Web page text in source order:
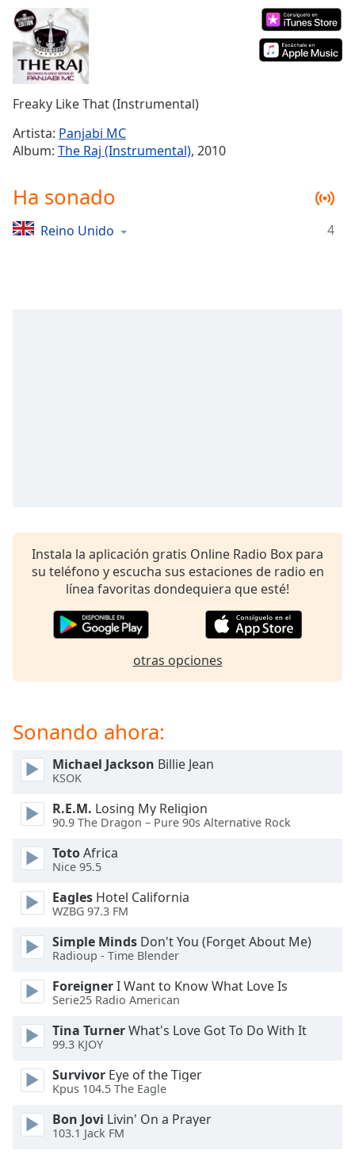
Duration-:-
Loaded:
0.00%
Stream
TypeLIVE
Seek to
live,
behind
liveLIVE
Remaining
1x
subtitles
settings
dialog
subtitles
selected
Fullscreen
modal
window.
Beginning
dialog
window.
cancel
and
close
window.
Text
Color
Opacity
Freaky Like That (Instrumental)
Artista: Panjabi MC
Album: The Raj (Instrumental), 2010
Ha sonado
Reino Unido 4
Instala la aplicación gratis Online Radio Box para
su teléfono y escucha sus estaciones de radio en
línea favoritas dondequiera que esté!
otras opciones
Sonando ahora:
Michael Jackson Billie Jean
KSOK
R.E.M. Losing My Religion
90.9 The Dragon – Pure 90s Alternative Rock
TotoAfrica
Nice 95.5
Eagles Hotel California
WZBG 97.3 FM
Simple Minds Don't You (Forget About Me)
Radioup - Time Blender
ForeignerI Want to Know What Love Is
Serie25 Radio American
Tina TurnerWhat's Love Got To Do With It
99.3 KJOY
Survivor Eye of the Tiger
Kpus 104.5 The Eagle
Bon Jovi Livin' On a Prayer
103.1 Jack FM